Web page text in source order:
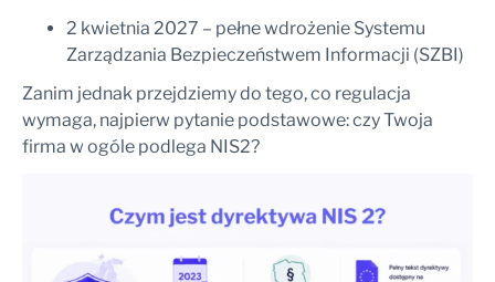
2 kwietnia 2027 – pełne wdrożenie Systemu
Zarządzania Bezpieczeństwem Informacji (SZBI)
Zanim jednak przejdziemy do tego, co regulacja
wymaga, najpierw pytanie podstawowe: czy Twoja
firma w ogóle podlega NIS2?